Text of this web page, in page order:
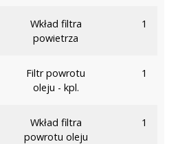
Wkład filtra
powietrza
1
Filtr powrotu
oleju - kpl.
1
Wkład filtra
powrotu oleju
1